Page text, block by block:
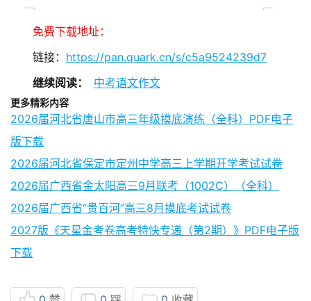
免费下载地址：
链接： https://pan.quark.cn/s/c5a9524239d7
继续阅读：
中考语文作文
更多精彩内容
2026届河北省唐山市高三年级摸底演练（全科）PDF电子
版下载
2026届河北省保定市定州中学高三上学期开学考试试卷
2026届广西省金太阳高三9月联考（1002C）（全科）
2026届广西省“贵百河”高三8月摸底考试试卷
2027版《天星金考卷高考特快专递（第2期）》PDF电子版
下载